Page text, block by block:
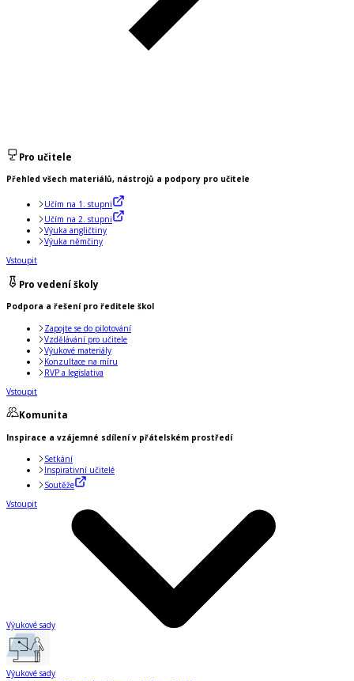
Pro učitele
Přehled všech materiálů, nástrojů a podpory pro učitele
Učím na 1. stupni
Učím na 2. stupni
Výuka angličtiny
Výuka němčiny
Vstoupit
Pro vedení školy
Podpora a řešení pro ředitele škol
Zapojte se do pilotování
Vzdělávání pro učitele
Výukové materiály
Konzultace na míru
RVP a legislativa
Vstoupit
Komunita
Inspirace a vzájemné sdílení v přátelském prostředí
Setkání
Inspirativní učitelé
Soutěže
Vstoupit
Výukové sady
Výukové sady